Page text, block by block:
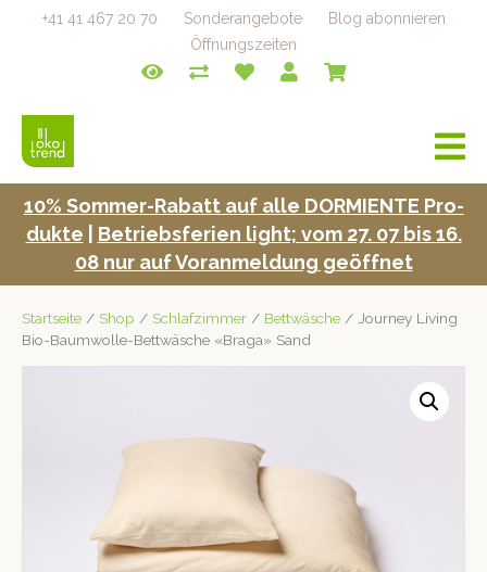
+41 41 467 20 70 Sonderangebote
Blog abonnieren
Öffnungszeiten
a
v
i
10% Som­mer-Rabatt auf alle DORMIENTE Pro­
duk­te
Betrieb­s­fe­rien light; vom 27. 07 bis 16.
08 nur auf Voran­mel­dung geöffnet
Startseite / Shop / Schlafzimmer / Bettwäsche / Journey Living
Bio-Baumwolle-Bettwäsche «Braga» Sand